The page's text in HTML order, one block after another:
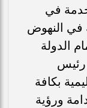
في
النهوض
الدولة
رئيس
بكافة
ورؤية